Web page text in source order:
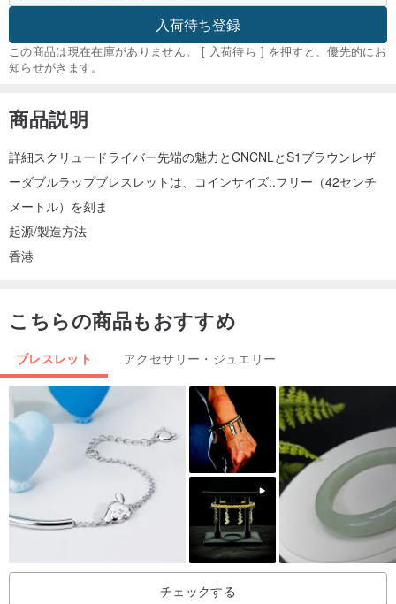
入荷待ち登録
この商品は現在在庫がありません。 [ 入荷待ち ] を押すと、優先的にお
知らせがきます。
商品説明
詳細スクリュードライバー先端の魅力とCNCNLとS1ブラウンレザ
ーダブルラップブレスレットは、コインサイズ:.フリー（42センチ
メートル）を刻ま
起源/製造方法
香港
こちらの商品もおすすめ
ブレスレット アクセサリー・ジュエリー
チェックする